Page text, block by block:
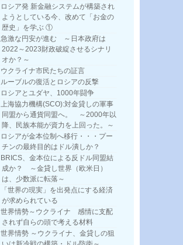
ロシア発 新金融システムが構築され
ようとしている今、改めて「お金の
歴史」を学ぶ ①
急激な円安が進む ～日本政府は
2022～2023財政破綻させるシナリ
オか？～
ウクライナ市民たちの証言
ルーブルの復活とロシアの反撃
ロシアとユダヤ、1000年闘争
上海協力機構(SCO):対金貸しの軍事
同盟から通貨同盟へ。 ～2000年以
降、民族本能が資力を上回った。～
ロシアが金本位制へ移行・・・プー
チンの最終目的はドル潰しか？
BRICS、金本位による反ドル同盟結
成か？ ～金貸し世界（欧米日）
は、少数派に転落～
「世界の現実」を出発点にする経済
が求められている
世界情勢～ウクライナ 感情に支配
されず自らの頭で考える材料
世界情勢 ～ウクライナ、金貸しの狙